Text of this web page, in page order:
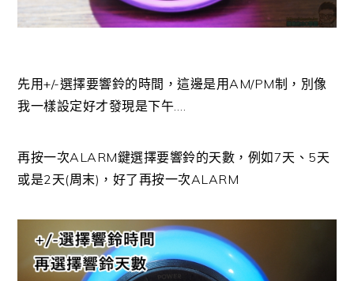
先用+/-選擇要響鈴的時間，這邊是用AM/PM制，別像
我一樣設定好才發現是下午….
再按一次ALARM鍵選擇要響鈴的天數，例如7天、5天
或是2天(周末)，好了再按一次ALARM